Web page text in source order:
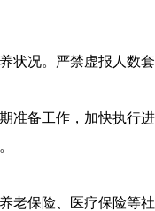
状况。严禁虚报人数套
准备工作，加快执行
老保险、医疗保险等